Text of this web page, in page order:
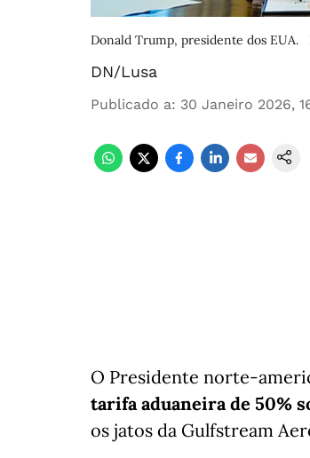
Donald Trump, presidente dos EUA.
DN/Lusa
Publicado a: 30 Janeiro 2026,
O Presidente norte-
tarifa aduaneira de 50%
os jatos da Gulfstream